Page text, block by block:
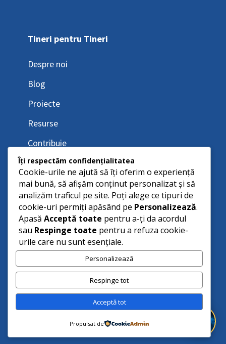
Tineri pentru Tineri
Despre noi
Blog
Proiecte
Resurse
Contribuie
Îți respectăm confidențialitatea
Cookie-urile ne ajută să îți oferim o experiență
mai bună, să afișăm conținut personalizat și să
analizăm traficul pe site. Poți alege ce tipuri de
cookie-uri permiți apăsând pe Personalizează.
Apasă Acceptă toate pentru a-ți da acordul
sau Respinge toate pentru a refuza cookie-
urile care nu sunt esențiale.
Personalizează
Respinge tot
Acceptă tot
Propulsat de